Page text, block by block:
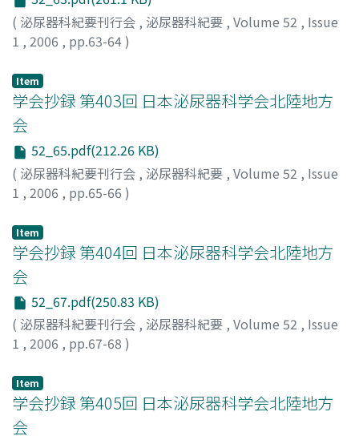
を投与した.排尿時痛は軽減したが頻尿は軽快せず, 膀胱容
量の増大を目的に水圧拡張術を施行した.排尿時痛は消失
の改善を認めた
( 泌尿器科紀要刊行会 , 泌尿器科紀要 , Volume 52 , Issue
1 , 2006 , pp.63-64)
Item
学会抄録 第403回 日本泌尿器科学会北陸地方
会
52_65.pdf(212.26 KB)
( 泌尿器科紀要刊行会 , 泌尿器科紀要 , Volume 52 , Issue
1 , 2006 , pp.65-66 )
Item
学会抄録 第404回 日本泌尿器科学会北陸地方
会
52_67.pdf(250.83 KB)
( 泌尿器科紀要刊行会 , 泌尿器科紀要 , Volume 52 , Issue
1 , 2006 , pp.67-68 )
Item
学会抄録 第405回 日本泌尿器科学会北陸地方
会